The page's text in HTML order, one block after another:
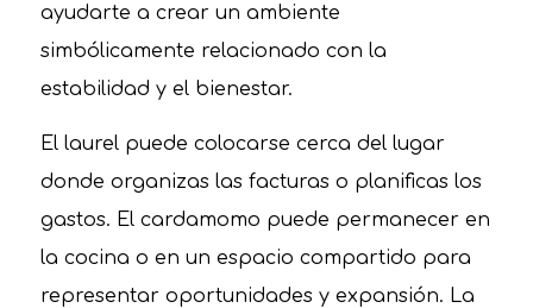
ayudarte a crear un ambiente
simbólicamente relacionado con la
estabilidad y el bienestar.
El laurel puede colocarse cerca del lugar
donde organizas las facturas o planificas los
gastos. El cardamomo puede permanecer en
la cocina o en un espacio compartido para
representar oportunidades y expansión. La